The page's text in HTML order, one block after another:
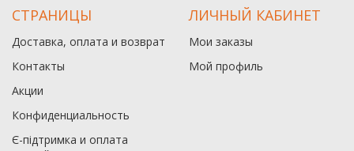
СТРАНИЦЫ
Доставка, оплата и возврат
Контакты
Акции
Конфиденциальность
Є-підтримка и оплата
ЛИЧНЫЙ КАБИНЕТ
Мои заказы
Мой профиль